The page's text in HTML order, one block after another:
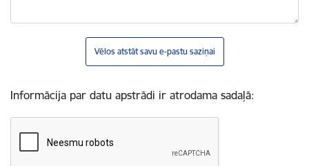
Vēlos atstāt savu e-pastu saziņai
Informācija par datu apstrādi ir atrodama sadaļā: